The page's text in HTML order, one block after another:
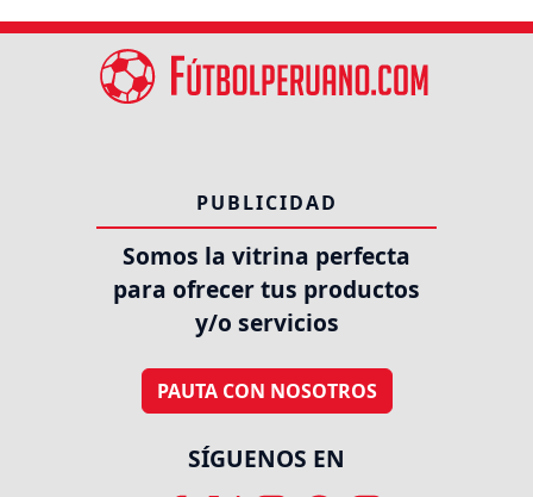
PUBLICIDAD
Somos la vitrina perfecta
para ofrecer tus productos
y/o servicios
PAUTA CON NOSOTROS
SÍGUENOS EN